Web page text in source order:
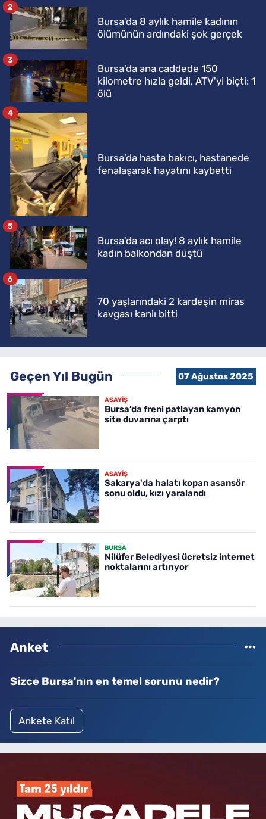
Bursa'da 8 aylık hamile kadının
ölümünün ardındaki şok gerçek
2
Bursa'da ana caddede 150
kilometre hızla geldi, ATV'yi biçti: 1
ölü
3
Bursa'da hasta bakıcı, hastanede
fenalaşarak hayatını kaybetti
4
Bursa'da acı olay! 8 aylık hamile
kadın balkondan düştü
5
70 yaşlarındaki 2 kardeşin miras
kavgası kanlı bitti
6
Geçen Yıl Bugün 07 Ağustos 2025
ASAYİŞ
Bursa’da freni patlayan kamyon
site duvarına çarptı
ASAYİŞ
Sakarya'da halatı kopan asansör
sonu oldu, kızı yaralandı
BURSA
Nilüfer Belediyesi ücretsiz internet
noktalarını artırıyor
Anket
Sizce Bursa'nın en temel sorunu nedir?
Ankete Katıl